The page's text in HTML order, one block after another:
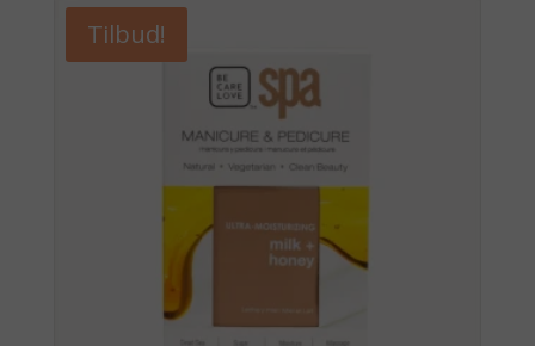
var:
kr. 85,00.
Tilbud!